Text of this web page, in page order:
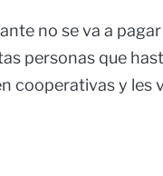
no se va a
personas que
cooperativas y les